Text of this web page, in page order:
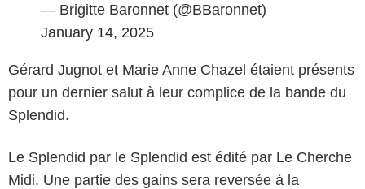
— Brigitte Baronnet (@BBaronnet)
January 14, 2025
Gérard Jugnot et Marie Anne Chazel étaient présents
pour un dernier salut à leur complice de la bande du
Splendid.
Le Splendid par le Splendid est édité par Le Cherche
Midi. Une partie des gains sera reversée à la